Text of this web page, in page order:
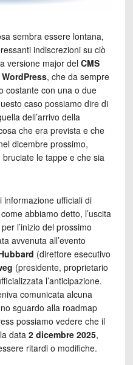
sembra essere lontana,
indiscrezioni su ciò
versione major del CMS
WordPress, che da sempre
costante con una o due
caso possiamo dire di
dell’arrivo della
che era prevista e che
dicembre prossimo,
le tappe e che sia
informazione ufficiali di
abbiamo detto, l’uscita
l’inizio del prossimo
avvenuta all’evento
(direttore esecutivo
(presidente, proprietario
l’anticipazione.
comunicata alcuna
sguardo alla roadmap
possiamo vedere che il
data 2 dicembre 2025,
ritardi o modifiche.